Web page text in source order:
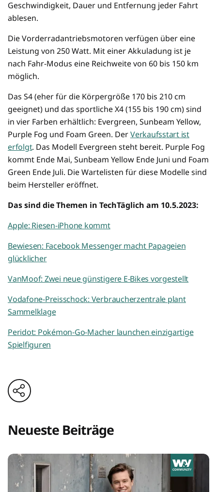
Geschwindigkeit, Dauer und Entfernung jeder Fahrt
ablesen.
Die Vorderradantriebsmotoren verfügen über eine
Leistung von 250 Watt. Mit einer Akkuladung ist je
nach Fahr-Modus eine Reichweite von 60 bis 150 km
möglich.
Das S4 (eher für die Körpergröße 170 bis 210 cm
geeignet) und das sportliche X4 (155 bis 190 cm) sind
in vier Farben erhältlich: Evergreen, Sunbeam Yellow,
Purple Fog und Foam Green. DerVerkaufsstart ist
erfolgt. Das Modell Evergreen steht bereit. Purple Fog
kommt Ende Mai, Sunbeam Yellow Ende Juni und Foam
Green Ende Juli. Die Wartelisten für diese Modelle sind
beim Hersteller eröffnet.
Das sind die Themen in TechTäglich am 10.5.2023:
Apple: Riesen-iPhone kommt
Bewiesen: Facebook Messenger macht Papageien
glücklicher
VanMoof: Zwei neue günstigere E-Bikes vorgestellt
Vodafone-Preisschock: Verbraucherzentrale plant
Sammelklage
Peridot: Pokémon-Go-Macher launchen einzigartige
Spielfiguren
Neueste Beiträge